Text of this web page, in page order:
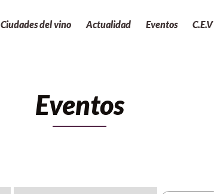
Ciudades del vino Actualidad Eventos C.E.V
Eventos